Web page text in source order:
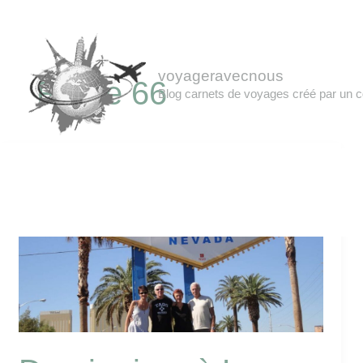
voyageravecnous
Blog carnets de voyages créé par un
Route 66
Vegas
Samedi